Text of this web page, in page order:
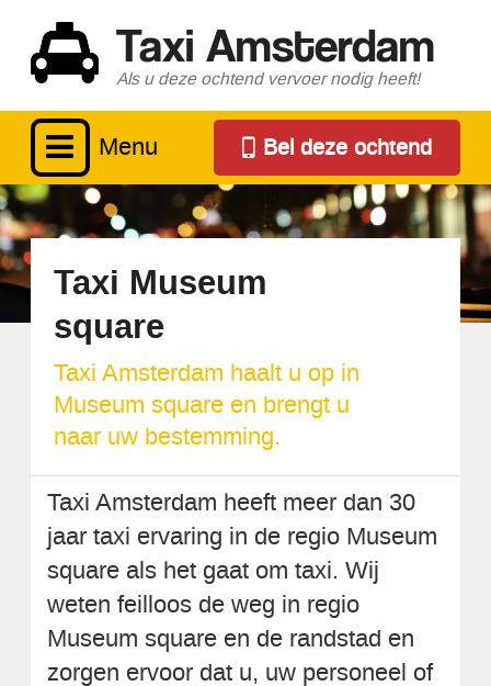
Taxi Amsterdam
Als u deze ochtend vervoer nodig heeft!
Menu Bel deze ochtend
Taxi Museum
square
Taxi Amsterdam haalt u op in
Museum square en brengt u
naar uw bestemming.
Taxi Amsterdam heeft meer dan 30
jaar taxi ervaring in de regio Museum
square als het gaat om taxi. Wij
weten feilloos de weg in regio
Museum square en de randstad en
zorgen ervoor dat u, uw personeel of